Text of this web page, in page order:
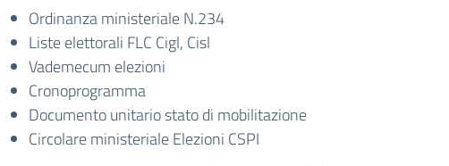
Ordinanza ministeriale N.234
Liste elettorali FLC Cigl, Cisl
Vademecum elezioni
Cronoprogramma
Documento unitario stato di mobilitazione
Circolare ministeriale Elezioni CSPI